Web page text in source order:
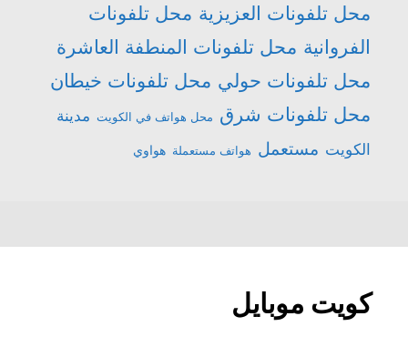
محل تلفونات العزيزية محل تلفونات
الفروانية محل تلفونات المنطفة العاشرة
محل تلفونات حولي محل تلفونات خيطان
محل تلفونات شرق محل هواتف في الكويت مدينة
الكويت مستعمل هواتف مستعملة هواوي
كويت موبايل